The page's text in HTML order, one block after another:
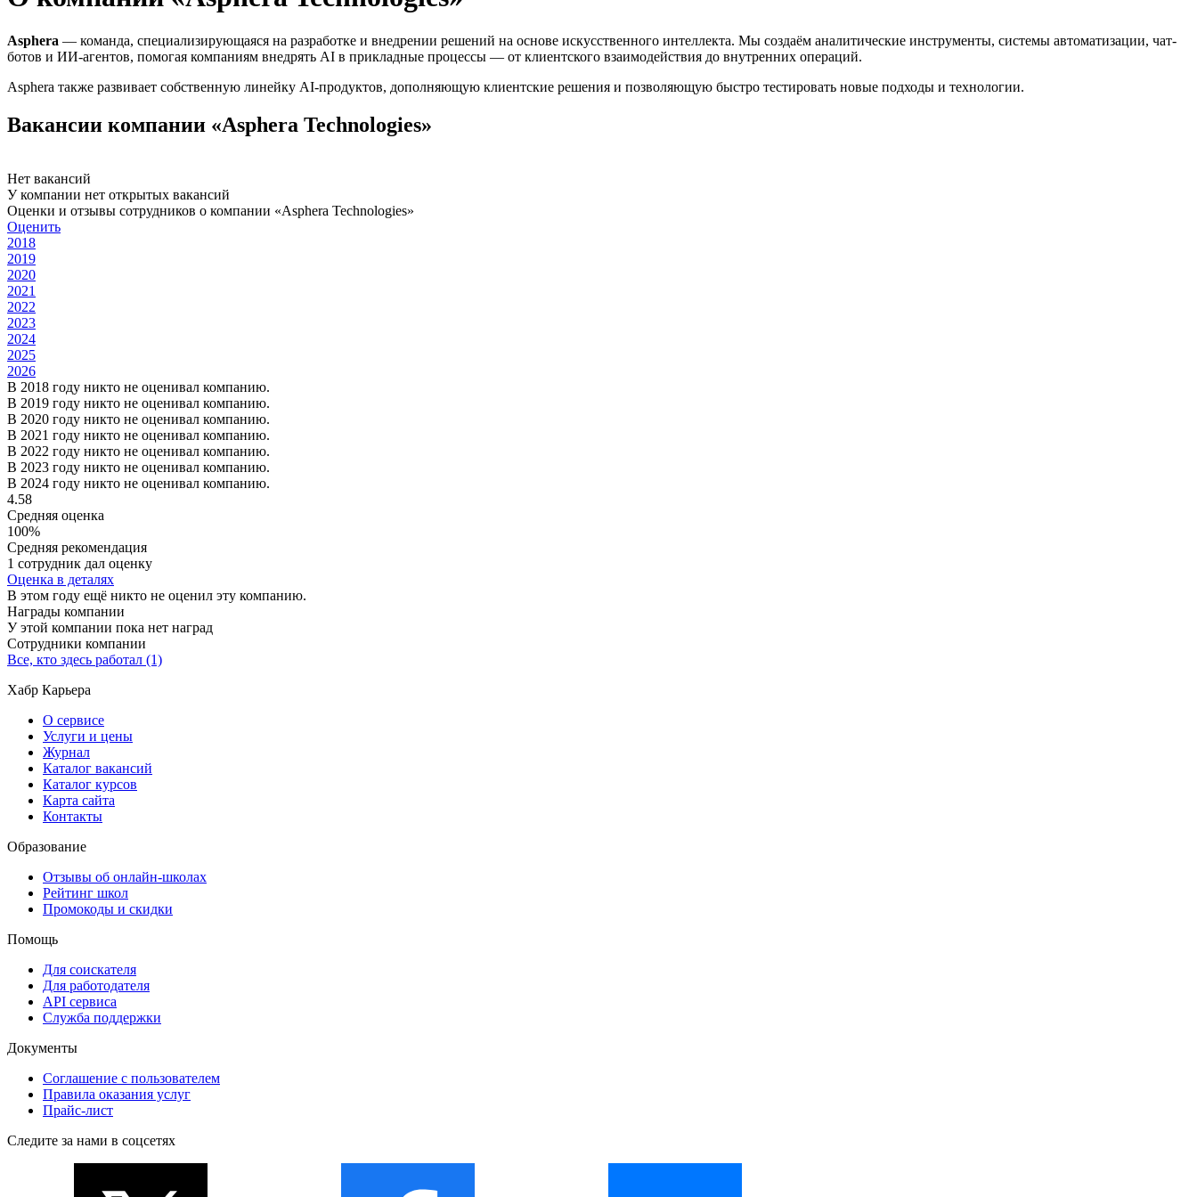
Asphera — команда, специализирующаяся на разработке и внедрении решений на основе искусственного интеллекта. Мы создаём аналитические инструменты, системы автоматизации, чат-
ботов и ИИ-агентов, помогая компаниям внедрять AI в прикладные процессы — от клиентского взаимодействия до внутренних операций.
Asphera также развивает собственную линейку AI-продуктов, дополняющую клиентские решения и позволяющую быстро тестировать новые подходы и технологии.
Вакансии компании «Asphera Technologies»
Нет вакансий
У компании нет открытых вакансий
Оценки и отзывы сотрудников о компании «Asphera Technologies»
Оценить
2018
2019
2020
2021
2022
2023
2024
2025
2026
В 2018 году никто не оценивал компанию.
В 2019 году никто не оценивал компанию.
В 2020 году никто не оценивал компанию.
В 2021 году никто не оценивал компанию.
В 2022 году никто не оценивал компанию.
В 2023 году никто не оценивал компанию.
В 2024 году никто не оценивал компанию.
4.58
Средняя оценка
100%
Средняя рекомендация
1 сотрудник дал оценку
Оценка в деталях
В этом году ещё никто не оценил эту компанию.
Награды компании
У этой компании пока нет наград
Сотрудники компании
Все, кто здесь работал (1)
Хабр Карьера
О сервисе
Услуги и цены
Журнал
Каталог вакансий
Каталог курсов
Карта сайта
Контакты
Образование
Отзывы об онлайн-школах
Рейтинг школ
Промокоды и скидки
Помощь
Для соискателя
Для работодателя
API сервиса
Служба поддержки
Документы
Соглашение с пользователем
Правила оказания услуг
Прайс-лист
Следите за нами в соцсетях